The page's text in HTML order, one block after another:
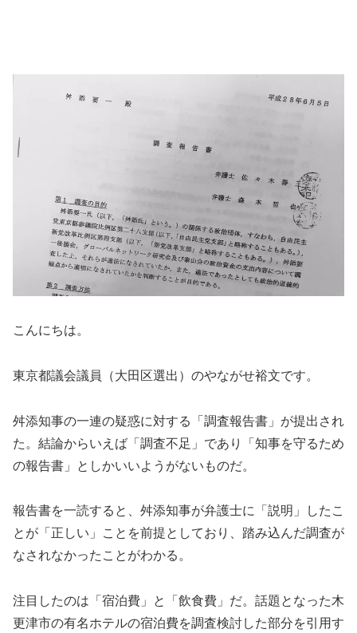
こんにちは。
東京都議会議員（大田区選出）のやながせ裕文です。
舛添知事の一連の疑惑に対する「調査報告書」が提出され
た。結論からいえば「調査不足」であり「知事を守るため
の報告書」としかいいようがないものだ。
報告書を一読すると、舛添知事が弁護士に「説明」したこ
とが「正しい」ことを前提としており、踏み込んだ調査が
なされなかったことがわかる。
注目したのは「宿泊費」と「飲食費」だ。話題となった木
更津市の有名ホテルの宿泊費を調査検討した部分を引用す